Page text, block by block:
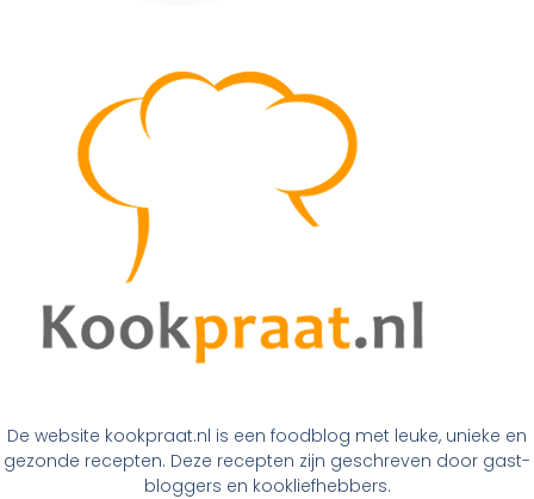
De website kookpraat.nl is een foodblog met leuke, unieke en
gezonde recepten. Deze recepten zijn geschreven door gast-
bloggers en kookliefhebbers.